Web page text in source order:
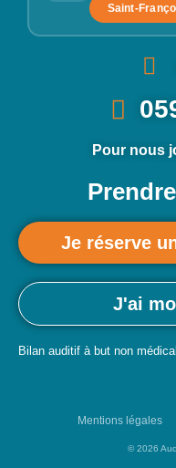
Saint-
Pour nous
Je réserve
J'ai
Bilan auditif à but non
Mentions légales
© 2026